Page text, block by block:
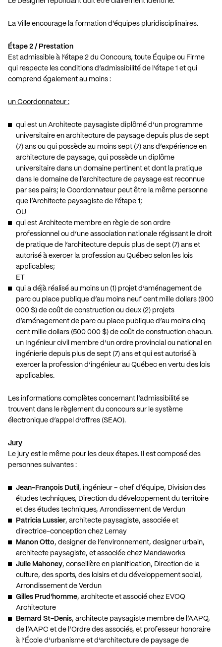
La Ville encourage la formation d’équipes pluridisciplinaires.
Étape 2 / Prestation
Est admissible à l’étape 2 du Concours, toute Équipe ou Firme
qui respecte les conditions d’admissibilité de l’étape 1 et qui
comprend également au moins :
un Coordonnateur :
qui est un Architecte paysagiste diplômé d’un programme
universitaire en architecture de paysage depuis plus de sept
(7) ans ou qui possède au moins sept (7) ans d’expérience en
architecture de paysage, qui possède un diplôme
universitaire dans un domaine pertinent et dont la pratique
dans le domaine de l’architecture de paysage est reconnue
par ses pairs; le Coordonnateur peut être la même personne
que l’Architecte paysagiste de l’étape 1;
OU
qui est Architecte membre en règle de son ordre
professionnel ou d’une association nationale régissant le droit
de pratique de l’architecture depuis plus de sept (7) ans et
autorisé à exercer la profession au Québec selon les lois
applicables;
ET
qui a déjà réalisé au moins un (1) projet d’aménagement de
parc ou place publique d’au moins neuf cent mille dollars (900
000 $) de coût de construction ou deux (2) projets
d’aménagement de parc ou place publique d’au moins cinq
cent mille dollars (500 000 $) de coût de construction chacun.
un Ingénieur civil membre d’un ordre provincial ou national en
ingénierie depuis plus de sept (7) ans et qui est autorisé à
exercer la profession d’ingénieur au Québec en vertu des lois
applicables.
Les informations complètes concernant l’admissibilité se
trouvent dans le règlement du concours sur le système
électronique d’appel d’offres (SEAO).
Jury
Le jury est le même pour les deux étapes. Il est composé des
personnes suivantes :
Jean-François Dutil , ingénieur – chef d’équipe, Division des
études techniques, Direction du développement du territoire
et des études techniques, Arrondissement de Verdun
Patricia Lussier, architecte paysagiste, associée et
directrice-conception chez Lemay
Manon Otto, designer de l’environnement, designer urbain,
architecte paysagiste, et associée chez Mandaworks
Julie Mahoney, conseillère en planification, Direction de la
culture, des sports, des loisirs et du développement social,
Arrondissement de Verdun
Gilles Prud’homme, architecte et associé chez EVOQ
Architecture
Bernard St-Denis, architecte paysagiste membre de l’AAPQ,
de l’AAPC et de l’Ordre des associés, et professeur honoraire
à l’École d’urbanisme et d’architecture de paysage de